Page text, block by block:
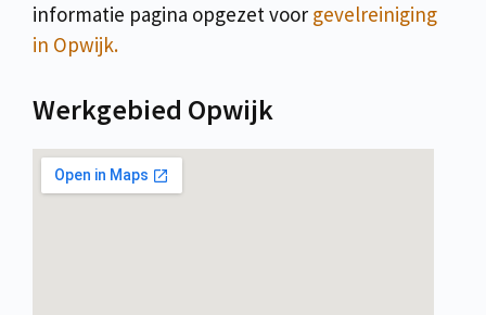
informatie pagina opgezet voor gevelreiniging
in Opwijk.
Werkgebied Opwijk